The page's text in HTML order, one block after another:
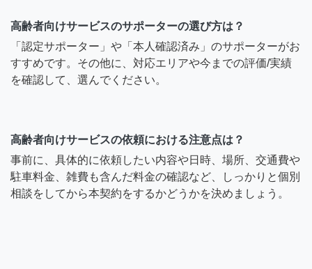
高齢者向けサービスのサポーターの選び方は？
「認定サポーター」や「本人確認済み」のサポーターがお
すすめです。その他に、対応エリアや今までの評価/実績
を確認して、選んでください。
高齢者向けサービスの依頼における注意点は？
事前に、具体的に依頼したい内容や日時、場所、交通費や
駐車料金、雑費も含んだ料金の確認など、しっかりと個別
相談をしてから本契約をするかどうかを決めましょう。